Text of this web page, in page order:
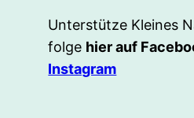
Unterstütze Kleines
folge hier auf
Instagram